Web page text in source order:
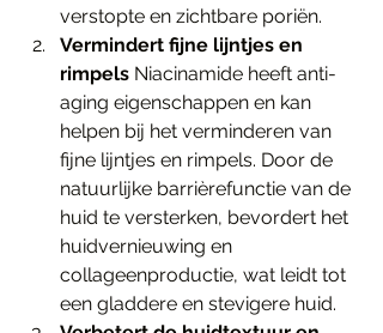
verstopte en zichtbare poriën.
Vermindert fijne lijntjes en
rimpels Niacinamide heeft anti-
aging eigenschappen en kan
helpen bij het verminderen van
fijne lijntjes en rimpels. Door de
natuurlijke barrièrefunctie van de
huid te versterken, bevordert het
huidvernieuwing en
collageenproductie, wat leidt tot
een gladdere en stevigere huid.